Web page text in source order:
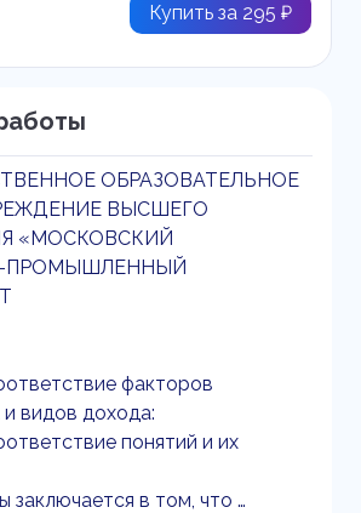
Купить за 295 ₽
ОБРАЗОВАТЕЛЬНОЕ
ВЫСШЕГО
«МОСКОВСКИЙ
ПРОМЫШЛЕННЫЙ
факторов
видов дохода:
понятий и их
заключается в том, что …